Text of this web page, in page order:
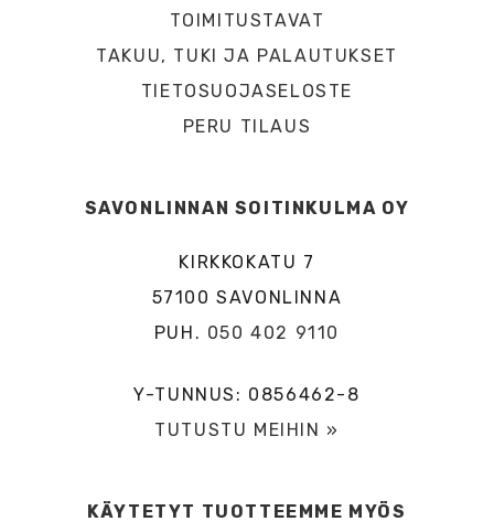
TOIMITUSTAVAT
TAKUU, TUKI JA PALAUTUKSET
TIETOSUOJASELOSTE
PERU TILAUS
SAVONLINNAN SOITINKULMA OY
KIRKKOKATU 7
57100 SAVONLINNA
PUH. 050 402 9110
Y-TUNNUS: 0856462-8
TUTUSTU MEIHIN »
KÄYTETYT TUOTTEEMME MYÖS